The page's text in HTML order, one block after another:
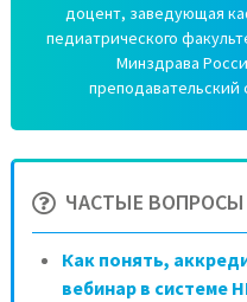
доцент, заведующая
педиатрического
Минздрава
преподавательский
ЧАСТЫЕ ВОПРОСЫ
Как понять,
вебинар в системе